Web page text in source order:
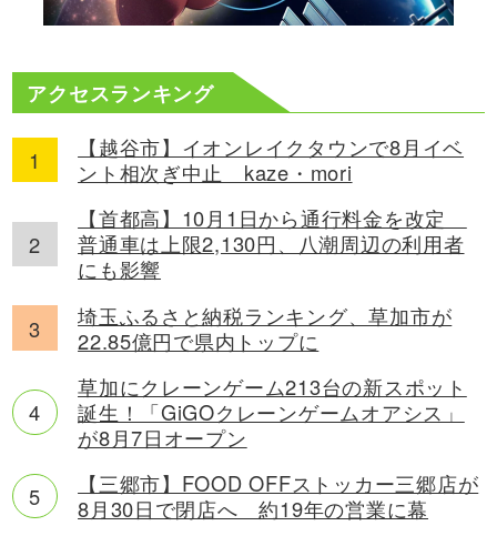
アクセスランキング
【越谷市】イオンレイクタウンで8月イベ
ント相次ぎ中止 kaze・mori
【首都高】10月1日から通行料金を改定
普通車は上限2,130円、八潮周辺の利用者
にも影響
埼玉ふるさと納税ランキング、草加市が
22.85億円で県内トップに
草加にクレーンゲーム213台の新スポット
誕生！「GiGOクレーンゲームオアシス」
が8月7日オープン
【三郷市】FOOD OFFストッカー三郷店が
8月30日で閉店へ 約19年の営業に幕